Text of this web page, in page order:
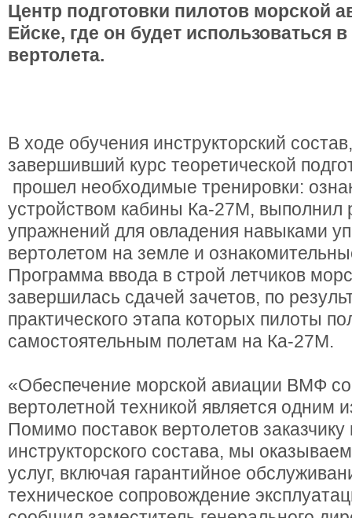
Центр подготовки пилотов морской
Ейске, где он будет использоваться
вертолета.
В ходе обучения инструкторский
завершивший курс теоретической
прошел необходимые тренировки:
устройством кабины Ка-27М, выполнил
упражнений для овладения навыками
вертолетом на земле и
Программа ввода в строй летчиков
завершилась сдачей зачетов, по
практического этапа которых пилоты
самостоятельным полетам на Ка-27М.
«Обеспечение морской авиации ВМФ
вертолетной техникой является одним
Помимо поставок вертолетов
инструкторского состава, мы
услуг, включая гарантийное
техническое сопровождение